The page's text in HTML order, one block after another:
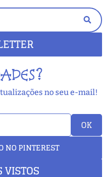
no seu e-mail!
OK
NO PINTEREST
VISTOS